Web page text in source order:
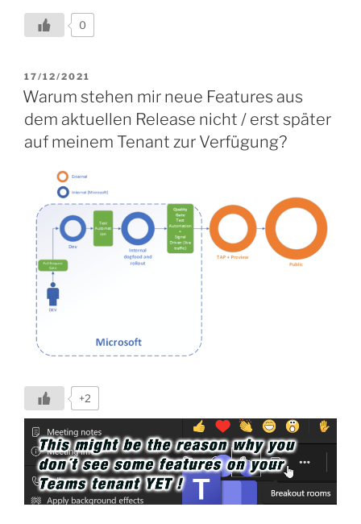
Sie
die
Public
Preview“
Feature
auf
Ihrem
Teams
Tenant“
0
VERÖFFENTLICHT
AM
17/12/2021
Warum stehen mir neue Features aus
dem aktuellen Release nicht / erst später
auf meinem Tenant zur Verfügung?
+2